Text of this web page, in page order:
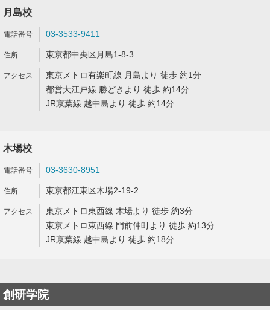
月島校
03-3533-9411
東京都中央区月島1-8-3
東京メトロ有楽町線 月島より 徒歩 約1分
都営大江戸線 勝どきより 徒歩 約14分
JR京葉線 越中島より 徒歩 約14分
木場校
03-3630-8951
東京都江東区木場2-19-2
東京メトロ東西線 木場より 徒歩 約3分
東京メトロ東西線 門前仲町より 徒歩 約13分
JR京葉線 越中島より 徒歩 約18分
創研学院